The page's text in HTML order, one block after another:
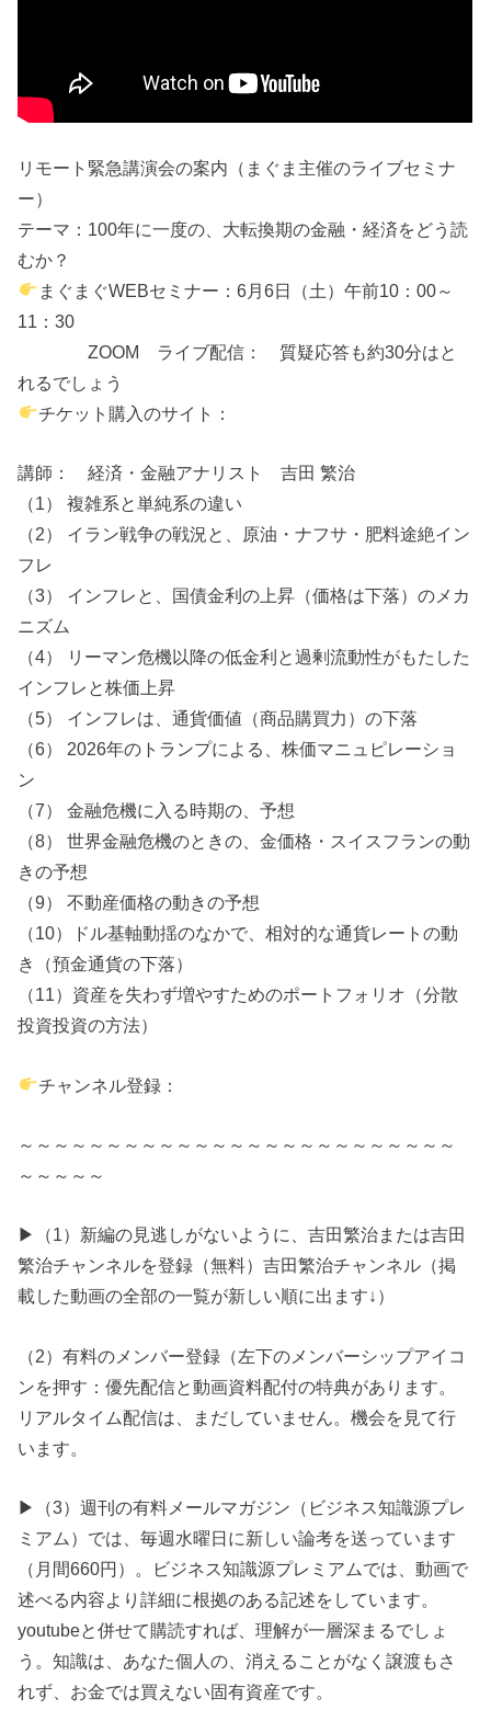
リモート緊急講演会の案内（まぐま主催のライブセミナ
ー）
テーマ：100年に一度の、大転換期の金融・経済をどう読
むか？
まぐまぐWEBセミナー：6月6日（土）午前10：00～
11：30
ZOOM ライブ配信： 質疑応答も約30分はと
れるでしょう
チケット購入のサイト：
講師： 経済・金融アナリスト 吉田 繁治
（1） 複雑系と単純系の違い
（2） イラン戦争の戦況と、原油・ナフサ・肥料途絶イン
フレ
（3） インフレと、国債金利の上昇（価格は下落）のメカ
ニズム
（4） リーマン危機以降の低金利と過剰流動性がもたした
インフレと株価上昇
（5） インフレは、通貨価値（商品購買力）の下落
（6） 2026年のトランプによる、株価マニュピレーショ
ン
（7） 金融危機に入る時期の、予想
（8） 世界金融危機のときの、金価格・スイスフランの動
きの予想
（9） 不動産価格の動きの予想
（10）ドル基軸動揺のなかで、相対的な通貨レートの動
き（預金通貨の下落）
（11）資産を失わず増やすためのポートフォリオ（分散
投資投資の方法）
チャンネル登録：
～～～～～～～～～～～～～～～～～～～～～～～～～
～～～～～
▶（1）新編の見逃しがないように、吉田繁治または吉田
繁治チャンネルを登録（無料）吉田繁治チャンネル（掲
載した動画の全部の一覧が新しい順に出ます↓）
（2）有料のメンバー登録（左下のメンバーシップアイコ
ンを押す：優先配信と動画資料配付の特典があります。
リアルタイム配信は、まだしていません。機会を見て行
います。
▶（3）週刊の有料メールマガジン（ビジネス知識源プレ
ミアム）では、毎週水曜日に新しい論考を送っています
（月間660円）。ビジネス知識源プレミアムでは、動画で
述べる内容より詳細に根拠のある記述をしています。
youtubeと併せて購読すれば、理解が一層深まるでしょ
う。知識は、あなた個人の、消えることがなく譲渡もさ
れず、お金では買えない固有資産です。